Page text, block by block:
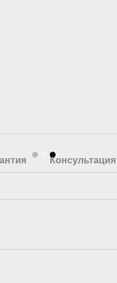
Консультация